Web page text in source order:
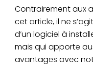
Contrairement aux
cet article, il ne
d’un logiciel à
mais qui apporte
avantages avec